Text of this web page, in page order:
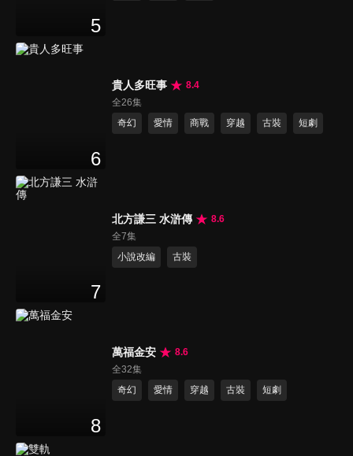
5
6
貴人多旺事
8.4
全26集
奇幻
愛情 商戰 穿越 古裝 短劇
7
北方謙三 水滸傳
8.6
全7集
小說改編
古裝
8
萬福金安
8.6
全32集
奇幻
愛情 穿越 古裝 短劇